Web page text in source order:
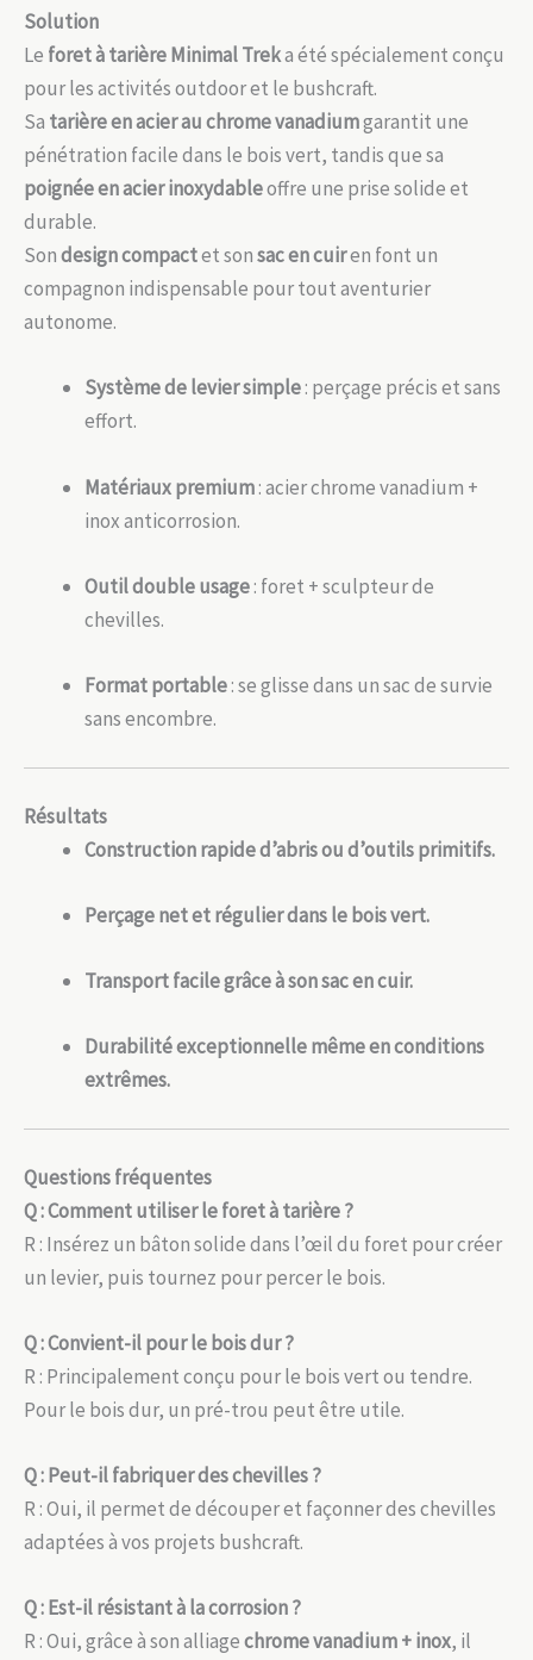
Solution
Le foret à tarière Minimal Treka été spécialement conçu
pour les activités outdoor et le bushcraft.
Sa tarière en acier au chrome vanadiumgarantit une
pénétration facile dans le bois vert, tandis que sa
poignée en acier inoxydableoffre une prise solide et
durable.
Sondesign compactet sonsac en cuiren font un
compagnon indispensable pour tout aventurier
autonome.
Système de levier simple: perçage précis et sans
effort.
Matériaux premium: acier chrome vanadium +
inox anticorrosion.
Outil double usage: foret + sculpteur de
chevilles.
Format portable: se glisse dans un sac de survie
sans encombre.
Résultats
Construction rapide d’abris ou d’outils primitifs.
Perçage net et régulier dans le bois vert.
Transport facile grâce à son sac en cuir.
Durabilité exceptionnelle même en conditions
extrêmes.
Questions fréquentes
Q : Comment utiliser le foret à tarière ?
R : Insérez un bâton solide dans l’œil du foret pour créer
un levier, puis tournez pour percer le bois.
Q : Convient-il pour le bois dur ?
R : Principalement conçu pour le bois vert ou tendre.
Pour le bois dur, un pré-trou peut être utile.
Q : Peut-il fabriquer des chevilles ?
R : Oui, il permet de découper et façonner des chevilles
adaptées à vos projets bushcraft.
Q : Est-il résistant à la corrosion ?
R : Oui, grâce à son alliagechrome vanadium + inox, il